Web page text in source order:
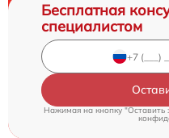
Бесплатная
специалистом
Нажимая на кнопку "Оставить